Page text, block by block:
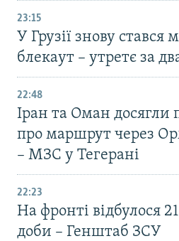
23:15
У Грузії знову
блекаут – утретє за
22:48
Іран та Оман досягли
про маршрут через
– МЗС у Тегерані
22:23
На фронті відбулося
доби – Генштаб ЗСУ